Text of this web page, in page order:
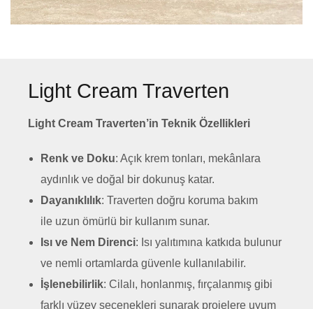
Light Cream Traverten
Light Cream Traverten’in Teknik Özellikleri
Renk ve Doku: Açık krem tonları, mekânlara
aydınlık ve doğal bir dokunuş katar.
Dayanıklılık: Traverten doğru koruma bakım
ile uzun ömürlü bir kullanım sunar.
Isı ve Nem Direnci: Isı yalıtımına katkıda bulunur
ve nemli ortamlarda güvenle kullanılabilir.
İşlenebilirlik: Cilalı, honlanmış, fırçalanmış gibi
farklı yüzey seçenekleri sunarak projelere uyum